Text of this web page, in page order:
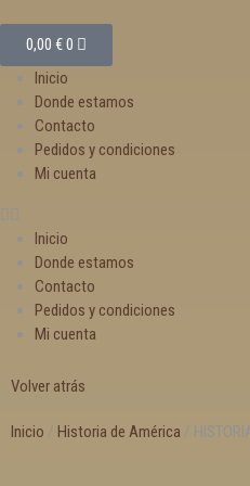
0,00 €0
Inicio
Donde estamos
Contacto
Pedidos y condiciones
Mi cuenta
Inicio
Donde estamos
Contacto
Pedidos y condiciones
Mi cuenta
Volver atrás
Inicio / Historia de América /